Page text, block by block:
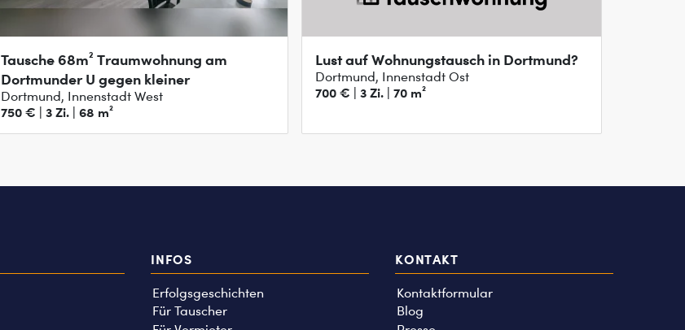
Tausche 68m² Traumwohnung am
Dortmunder U gegen kleiner
Dortmund, Innenstadt West
750 € | 3 Zi. | 68 m²
Lust auf Wohnungstausch in Dortmund?
Dortmund, Innenstadt Ost
700 € | 3 Zi. | 70 m²
INFOS
Erfolgsgeschichten
Für Tauscher
KONTAKT
Kontaktformular
Blog